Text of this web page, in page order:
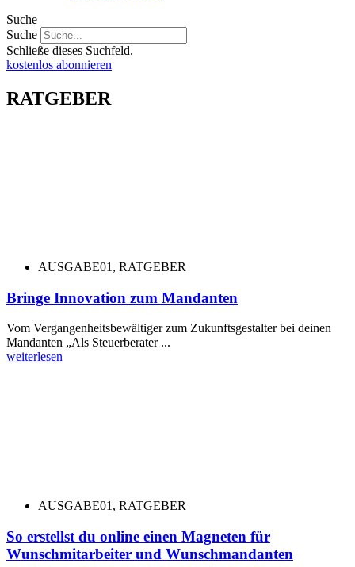
Suche
Suche
Schließe dieses Suchfeld.
kostenlos abonnieren
RATGEBER
AUSGABE01 , RATGEBER
Bringe Innovation zum Mandanten
Vom Vergangenheitsbewältiger zum Zukunftsgestalter bei deinen
Mandanten „Als Steuerberater ...
weiterlesen
AUSGABE01 , RATGEBER
So erstellst du online einen Magneten für
Wunschmitarbeiter und Wunschmandanten